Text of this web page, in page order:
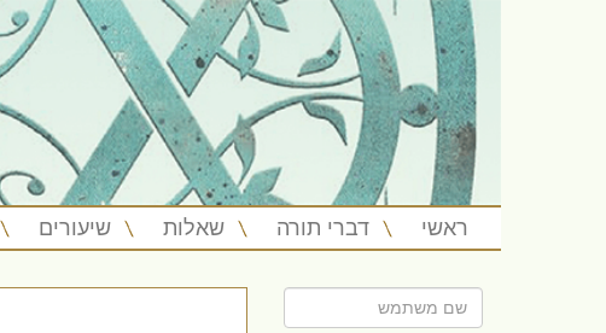
ראשי דברי תורה שאלות שיעורים